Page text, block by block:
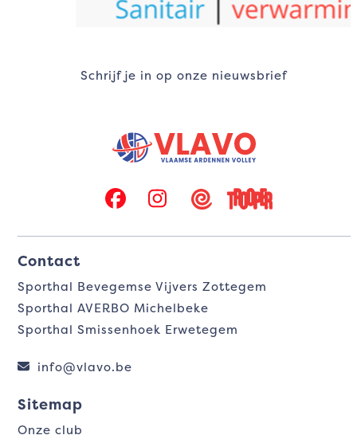
Schrijf je in op onze nieuwsbrief
Facebook
Instagram
TwizzitTrooper
Contact
Sporthal Bevegemse Vijvers Zottegem
Sporthal AVERBO Michelbeke
Sporthal Smissenhoek Erwetegem
info@vlavo.be
Sitemap
Onze club